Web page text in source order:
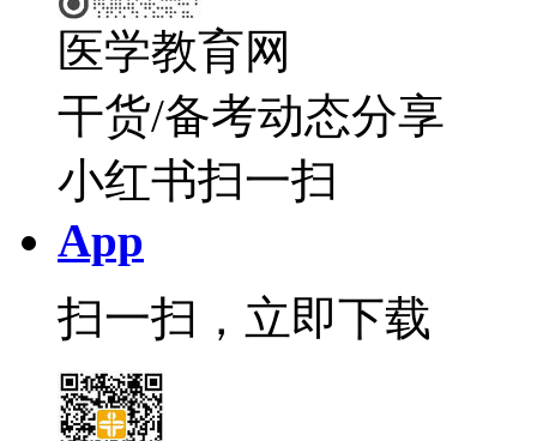
医学教育网
干货/备考动态分享
小红书扫一扫
App
扫一扫，立即下载